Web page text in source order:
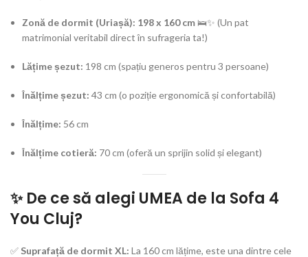
Zonă de dormit (Uriașă): 198 x 160 cm 🛌✨ (Un pat
matrimonial veritabil direct în sufrageria ta!)
Lățime șezut: 198 cm (spațiu generos pentru 3 persoane)
Înălțime șezut: 43 cm (o poziție ergonomică și confortabilă)
Înălțime: 56 cm
Înălțime cotieră: 70 cm (oferă un sprijin solid și elegant)
✨ De ce să alegi UMEA de la Sofa 4
You Cluj?
✅ Suprafață de dormit XL: La 160 cm lățime, este una dintre cele